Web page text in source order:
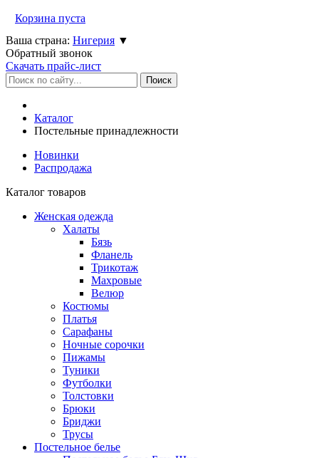
Корзина пуста
Ваша страна: Нигерия ▼
Обратный звонок
Скачать прайс-лист
Каталог
Постельные принадлежности
Новинки
Распродажа
Каталог товаров
Женская одежда
Халаты
Бязь
Фланель
Трикотаж
Махровые
Велюр
Костюмы
Платья
Сарафаны
Ночные сорочки
Пижамы
Туники
Футболки
Толстовки
Брюки
Бриджи
Трусы
Постельное белье